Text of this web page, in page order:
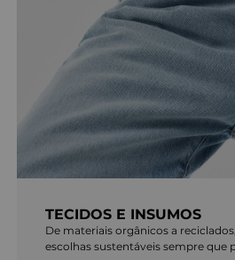
TECIDOS E INSUMOS
De materiais orgânicos a
escolhas sustentáveis sempre que